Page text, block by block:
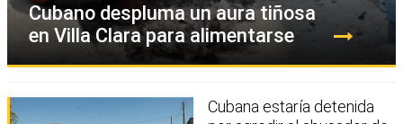
Cubano despluma un aura tiñosa
en Villa Clara para alimentarse
Cubana estaría detenida